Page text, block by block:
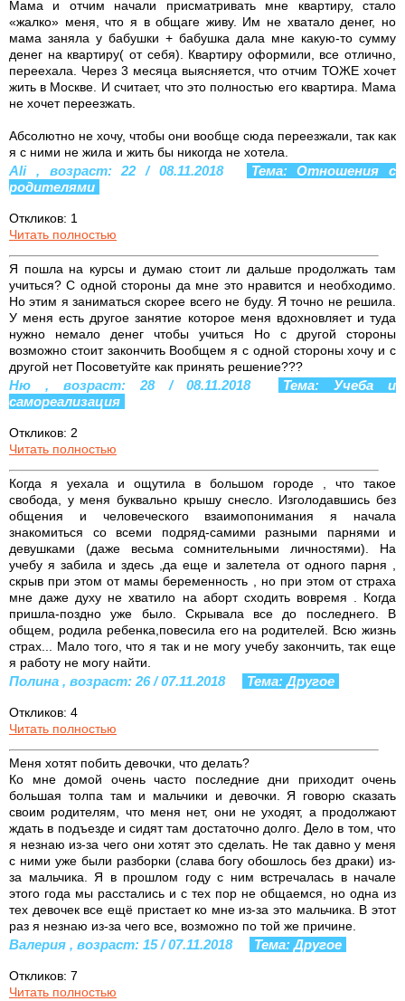
Мама и отчим начали присматривать мне квартиру, стало
«жалко» меня, что я в общаге живу. Им не хватало денег, но
мама заняла у бабушки + бабушка дала мне какую-то сумму
денег на квартиру( от себя). Квартиру оформили, все отлично,
переехала. Через 3 месяца выясняется, что отчим ТОЖЕ хочет
жить в Москве. И считает, что это полностью его квартира. Мама
не хочет переезжать.
Абсолютно не хочу, чтобы они вообще сюда переезжали, так как
я с ними не жила и жить бы никогда не хотела.
Ali , возраст: 22 / 08.11.2018
Тема: Отношения с
родителями
Откликов: 1
Читать полностью
Я пошла на курсы и думаю стоит ли дальше продолжать там
учиться? С одной стороны да мне это нравится и необходимо.
Но этим я заниматься скорее всего не буду. Я точно не решила.
У меня есть другое занятие которое меня вдохновляет и туда
нужно немало денег чтобы учиться Но с другой стороны
возможно стоит закончить Вообщем я с одной стороны хочу и с
другой нет Посоветуйте как принять решение???
Ню , возраст: 28 / 08.11.2018
Тема: Учеба и
самореализация
Откликов: 2
Читать полностью
Когда я уехала и ощутила в большом городе , что такое
свобода, у меня буквально крышу снесло. Изголодавшись без
общения и человеческого взаимопонимания я начала
знакомиться со всеми подряд-самими разными парнями и
девушками (даже весьма сомнительными личностями). На
учебу я забила и здесь ,да еще и залетела от одного парня ,
скрыв при этом от мамы беременность , но при этом от страха
мне даже духу не хватило на аборт сходить вовремя . Когда
пришла-поздно уже было. Скрывала все до последнего. В
общем, родила ребенка,повесила его на родителей. Всю жизнь
страх... Мало того, что я так и не могу учебу закончить, так еще
я работу не могу найти.
Полина , возраст: 26 / 07.11.2018 Тема: Другое
Откликов: 4
Читать полностью
Меня хотят побить девочки, что делать?
Ко мне домой очень часто последние дни приходит очень
большая толпа там и мальчики и девочки. Я говорю сказать
своим родителям, что меня нет, они не уходят, а продолжают
ждать в подъезде и сидят там достаточно долго. Дело в том, что
я незнаю из-за чего они хотят это сделать. Не так давно у меня
с ними уже были разборки (слава богу обошлось без драки) из-
за мальчика. Я в прошлом году с ним встречалась в начале
этого года мы расстались и с тех пор не общаемся, но одна из
тех девочек все ещё пристает ко мне из-за это мальчика. В этот
раз я незнаю из-за чего все, возможно по той же причине.
Валерия , возраст: 15 / 07.11.2018 Тема: Другое
Откликов: 7
Читать полностью